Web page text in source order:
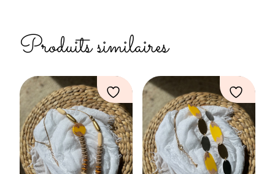
Produits similaires